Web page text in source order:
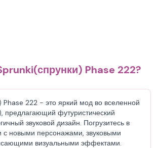
Phase 222?
Phase 222 - это яркий мод во вселенной
предлагающий футуристический
звуковой дизайн. Погрузитесь в
с новыми персонажами, звуковыми
визуальными эффектами.